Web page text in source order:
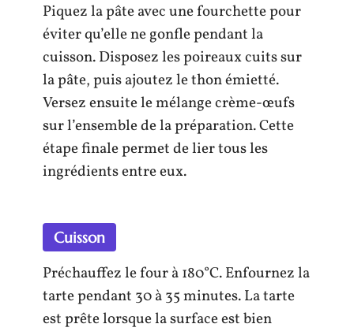
Piquez la pâte avec une fourchette pour
éviter qu’elle ne gonfle pendant la
cuisson. Disposez les poireaux cuits sur
la pâte, puis ajoutez le thon émietté.
Versez ensuite le mélange crème-œufs
sur l’ensemble de la préparation. Cette
étape finale permet de lier tous les
ingrédients entre eux.
Cuisson
Préchauffez le four à 180°C. Enfournez la
tarte pendant 30 à 35 minutes. La tarte
est prête lorsque la surface est bien